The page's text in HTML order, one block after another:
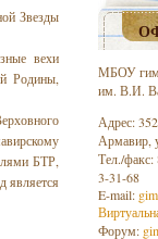
Звезды
вехи
Родины,
БТР,
является
МБОУ
им. В.И.
Адрес:
Армавир,
Тел./
3-31-68
E-mail:
Форум: